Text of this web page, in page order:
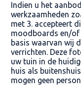
Indien u het
werkzaamheden
met 3. accepteert
moodboards en/of
basis waarvan wij
verrichten. Deze
uw tuin in de
huis als
mogen geen